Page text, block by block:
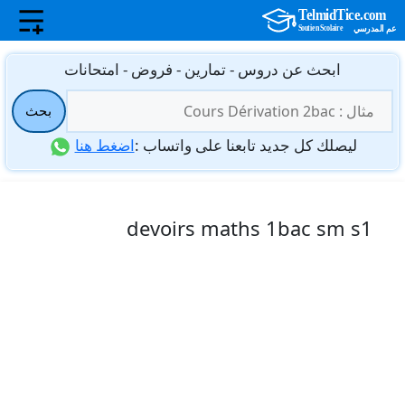
انتقل
المحتوى
ابحث عن دروس - تمارين - فروض - امتحانات
عن:
بحث
ليصلك كل جديد تابعنا على واتساب :اضغط هنا
devoirs maths 1bac sm s1